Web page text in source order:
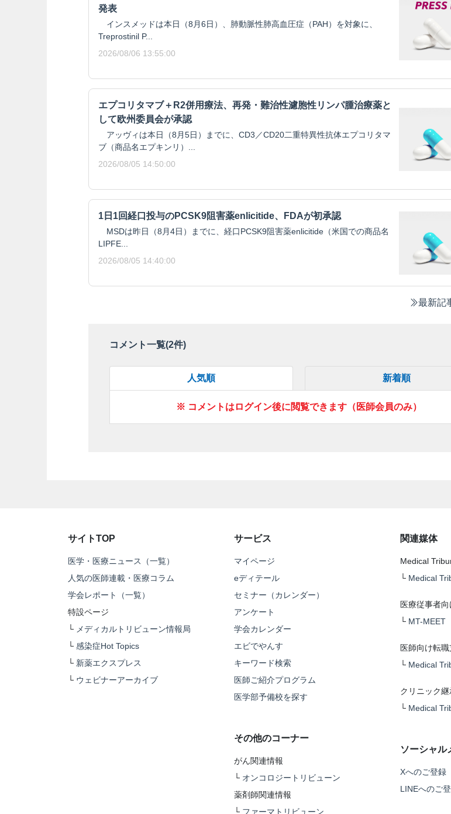
発表
インスメッドは本日（8月6日）、肺動脈性肺高血圧症（PAH）を対象に、
Treprostinil P...
2026/08/06 13:55:00
エプコリタマブ＋R2併用療法、再発・難治性濾胞性リンパ腫治療薬と
して欧州委員会が承認
アッヴィは本日（8月5日）までに、CD3／CD20二重特異性抗体エプコリタマ
ブ（商品名エプキンリ）...
2026/08/05 14:50:00
1日1回経口投与のPCSK9阻害薬enlicitide、FDAが初承認
MSDは昨日（8月4日）までに、経口PCSK9阻害薬enlicitide（米国での商品名
LIPFE...
2026/08/05 14:40:00
最新記
コメント一覧(2件)
人気順 新着順
※ コメントはログイン後に閲覧できます（医師会員のみ）
サイトTOP
医学・医療ニュース（一覧）
人気の医師連載・医療コラム
学会レポート（一覧）
特設ページ
└ メディカルトリビューン情報局
└ 感染症Hot Topics
└ 新薬エクスプレス
└ ウェビナーアーカイブ
サービス
マイページ
eディテール
セミナー（カレンダー）
アンケート
学会カレンダー
エビでやんす
キーワード検索
医師ご紹介プログラム
医学部予備校を探す
その他のコーナー
がん関連情報
└ オンコロジートリビューン
薬剤師関連情報
└ ファーマトリビューン
関連媒体
Medical
└ Medical
医療従事者
└ MT-MEET
医師向け転
└ Medical
クリニック
└ Medical
ソーシャル
Xへのご登録
LINEへのご